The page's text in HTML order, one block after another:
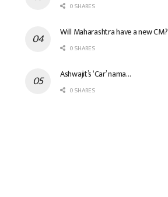
0 SHARES
Will Maharashtra have a new CM?
0 SHARES
Ashwajit’s ‘Car’ nama…
0 SHARES